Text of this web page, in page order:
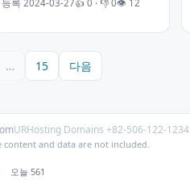
등록 2024-03-27👍 0 · 👎 0👁 12
… 15 다음
URHosting Domains +82-506-122-1234
and data are not included.
· 오늘 561